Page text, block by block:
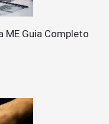
ME Guia Completo